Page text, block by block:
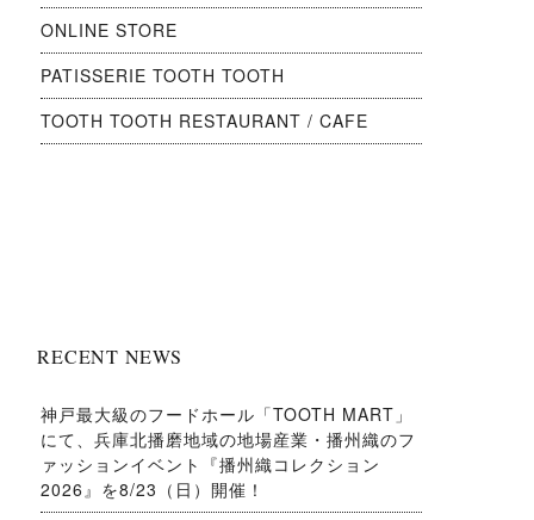
ONLINE STORE
PATISSERIE TOOTH TOOTH
TOOTH TOOTH RESTAURANT / CAFE
RECENT NEWS
神戸最大級のフードホール「TOOTH MART」
にて、兵庫北播磨地域の地場産業・播州織のフ
ァッションイベント『播州織コレクション
2026』を8/23（日）開催！